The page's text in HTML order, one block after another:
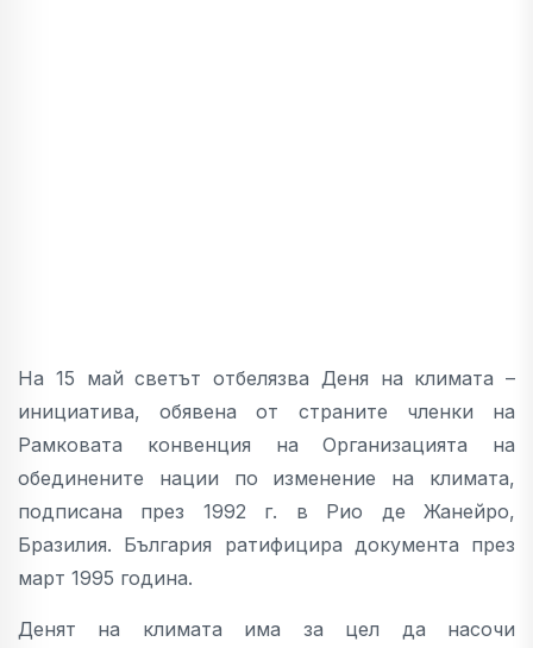
На 15 май светът отбелязва Деня на климата –
инициатива, обявена от страните членки на
Рамковата конвенция на Организацията на
обединените нации по изменение на климата,
подписана през 1992 г. в Рио де Жанейро,
Бразилия. България ратифицира документа през
март 1995 година.
Денят на климата има за цел да насочи